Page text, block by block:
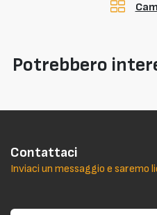
Potrebbero
Contattaci
Inviaci un messaggio e saremo